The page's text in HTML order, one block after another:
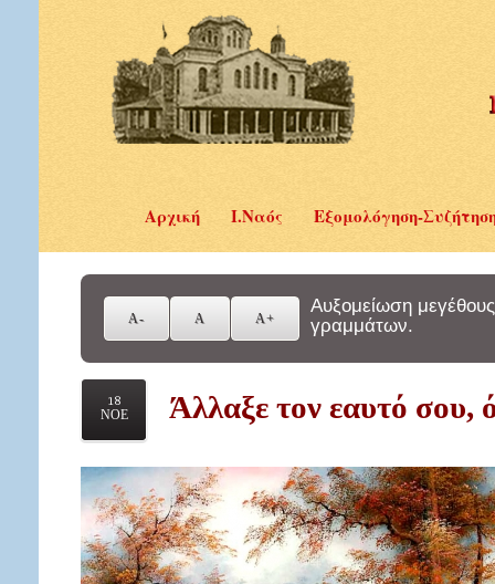
Αρχική Ι.Ναός Εξομολόγηση-
Αυξομείωση μεγέθους
γραμμάτων.
18
ΝΟΕ
Άλλαξε τον εαυτό σου,